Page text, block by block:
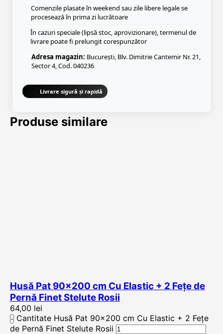
Comenzile plasate în weekend sau zile libere legale se
procesează în prima zi lucrătoare
În cazuri speciale (lipsă stoc, aprovizionare), termenul de
livrare poate fi prelungit corespunzător
Adresa magazin: București, Blv. Dimitrie Cantemir Nr. 21,
Sector 4, Cod. 040236
Livrare sigură și rapidă
Produse similare
Husă Pat 90×200 cm Cu Elastic + 2 Fețe de
Pernă Finet Stelute Rosii
64,00 lei
Cantitate Husă Pat 90x200 cm Cu Elastic + 2 Fețe
de Pernă Finet Stelute Rosii